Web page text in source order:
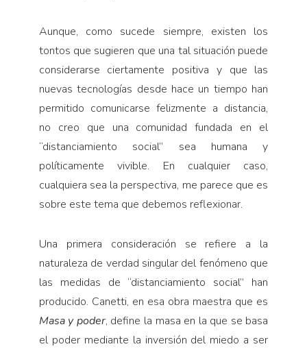
Aunque, como sucede siempre, existen los
tontos que sugieren que una tal situación puede
considerarse ciertamente positiva y que las
nuevas tecnologías desde hace un tiempo han
permitido comunicarse felizmente a distancia,
no creo que una comunidad fundada en el
“distanciamiento social” sea humana y
políticamente vivible. En cualquier caso,
cualquiera sea la perspectiva, me parece que es
sobre este tema que debemos reflexionar.
Una primera consideración se refiere a la
naturaleza de verdad singular del fenómeno que
las medidas de “distanciamiento social” han
producido. Canetti, en esa obra maestra que es
Masa y poder, define la masa en la que se basa
el poder mediante la inversión del miedo a ser